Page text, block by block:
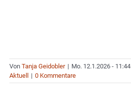
Von Tanja Geidobler | Mo. 12.1.2026 - 11:44
Aktuell
| 0 Kommentare